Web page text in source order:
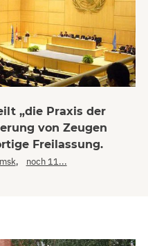
„die Praxis der
von Zeugen
Freilassung.
, noch 11...